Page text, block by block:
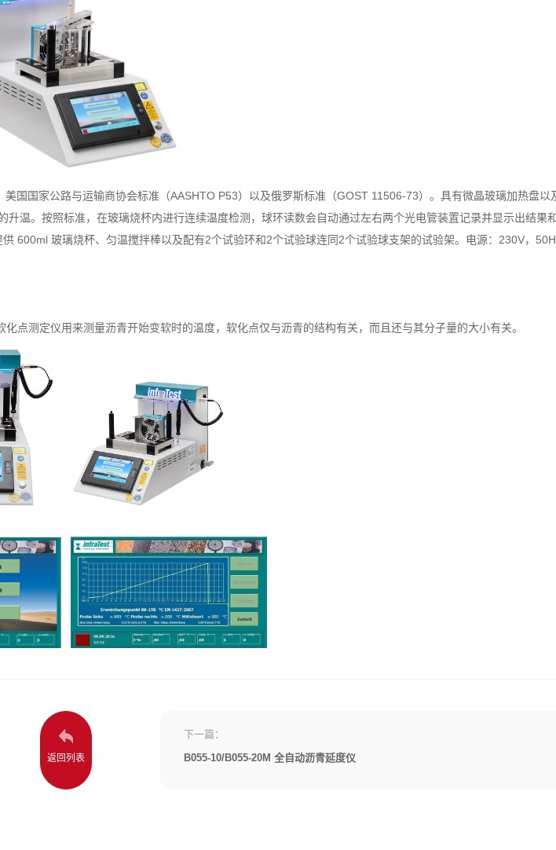
国国家公路与运输商协会标准（AASHTO P53）以及俄罗斯标准（GOST 11506-73）。具有微晶玻璃加热盘以
温。按照标准，在玻璃烧杯内进行连续温度检测，球环读数会自动通过左右两个光电管装置记录并显示出结果
玻璃烧杯、匀温搅拌棒以及配有2个试验环和2个试验球连同2个试验球支架的试验架。电源：230V，
点测定仪用来测量沥青开始变软时的温度，软化点仅与沥青的结构有关，而且还与其分子量的大小有关。
下一篇：
B055-10/B055-20M 全自动沥青延度仪